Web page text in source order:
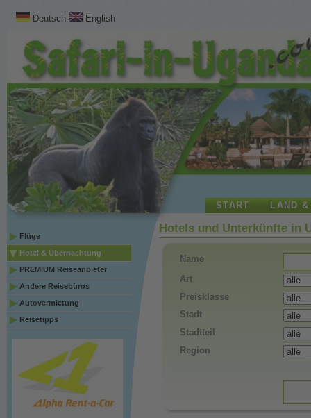
Deutsch English
START LAND
Flüge
Hotel & Übernachtung
PREMIUM Reiseanbieter
Andere Reisebüros
Autovermietung
Reisetipps
Hotels und Unterkünfte in
Name
Art
Preisklasse
Stadt
Stadtteil
Region